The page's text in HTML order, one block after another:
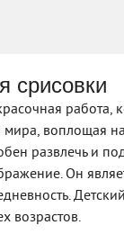
срисовки
работа,
мира, воплощая
развлечь и
Он
возрастов.